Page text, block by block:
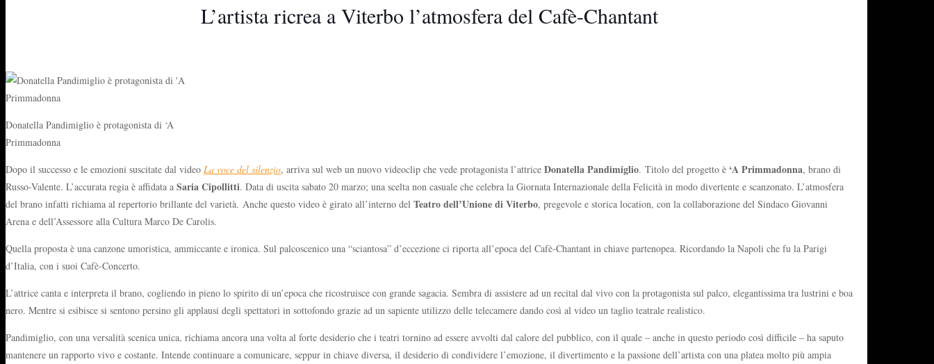
L’artista ricrea a Viterbo l’atmosfera del Cafè-Chantant
Donatella Pandimiglio è protagonista di ‘A
Primmadonna
Dopo il successo e le emozioni suscitate dal video La voce del silenzio, arriva sul web un nuovo videoclip che vede protagonista l’attrice Donatella Pandimiglio. Titolo del progetto è ‘A Primmadonna, brano di
Russo-Valente. L’accurata regia è affidata a Saria Cipollitti. Data di uscita sabato 20 marzo; una scelta non casuale che celebra la Giornata Internazionale della Felicità in modo divertente e scanzonato. L’atmosfera
del brano infatti richiama al repertorio brillante del varietà. Anche questo video è girato all’interno del Teatro dell’Unione di Viterbo, pregevole e storica location, con la collaborazione del Sindaco Giovanni
Arena e dell’Assessore alla Cultura Marco De Carolis.
Quella proposta è una canzone umoristica, ammiccante e ironica. Sul palcoscenico una “sciantosa” d’eccezione ci riporta all’epoca del Cafè-Chantant in chiave partenopea. Ricordando la Napoli che fu la Parigi
d’Italia, con i suoi Cafè-Concerto.
L’attrice canta e interpreta il brano, cogliendo in pieno lo spirito di un’epoca che ricostruisce con grande sagacia. Sembra di assistere ad un recital dal vivo con la protagonista sul palco, elegantissima tra lustrini e boa
nero. Mentre si esibisce si sentono persino gli applausi degli spettatori in sottofondo grazie ad un sapiente utilizzo delle telecamere dando così al video un taglio teatrale realistico.
Pandimiglio, con una versalità scenica unica, richiama ancora una volta al forte desiderio che i teatri tornino ad essere avvolti dal calore del pubblico, con il quale – anche in questo periodo così difficile – ha saputo
mantenere un rapporto vivo e costante. Intende continuare a comunicare, seppur in chiave diversa, il desiderio di condividere l’emozione, il divertimento e la passione dell’artista con una platea molto più ampia